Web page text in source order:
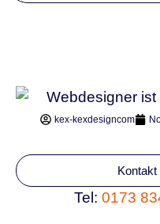
kex-kexdesigncom
Kontakt
Tel: 0173